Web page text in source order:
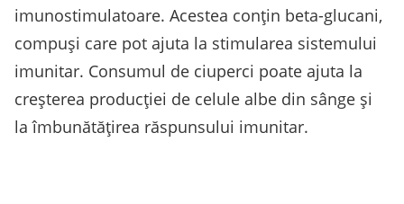
imunostimulatoare. Acestea conțin beta-glucani,
compuși care pot ajuta la stimularea sistemului
imunitar. Consumul de ciuperci poate ajuta la
creșterea producției de celule albe din sânge și
la îmbunătățirea răspunsului imunitar.